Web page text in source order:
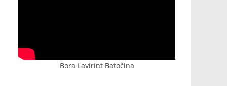
Bora Lavirint Batočina